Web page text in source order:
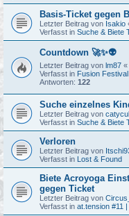
Basis-Ticket gegen
Letzter Beitrag von Isakio
Verfasst in Suche & Biete
Countdown 🚀✨👽
Letzter Beitrag von lm87 «
Verfasst in Fusion
Antworten: 122
Suche einzelnes
Letzter Beitrag von
Verfasst in Suche & Biete
Verloren
Letzter Beitrag von
Verfasst in Lost & Found
Biete Acroyoga
gegen Ticket
Letzter Beitrag von
Verfasst in at.tension #11